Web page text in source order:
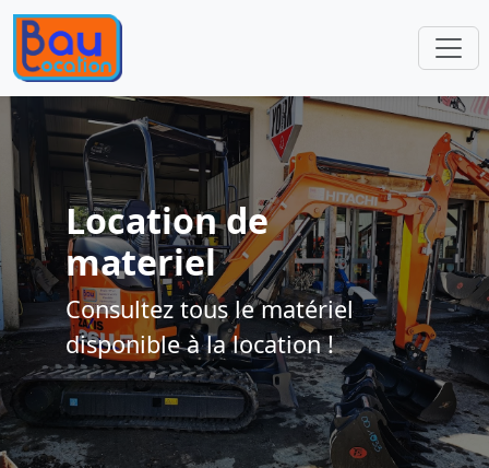
Location de
materiel
Consultez tous le matériel
disponible à la location !